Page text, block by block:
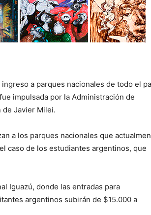
a parques nacionales de todo el
impulsada por la Administración de
de Javier Milei.
a los parques nacionales que
caso de los estudiantes argentinos, que
Iguazú, donde las entradas para
argentinos subirán de $15.000 a